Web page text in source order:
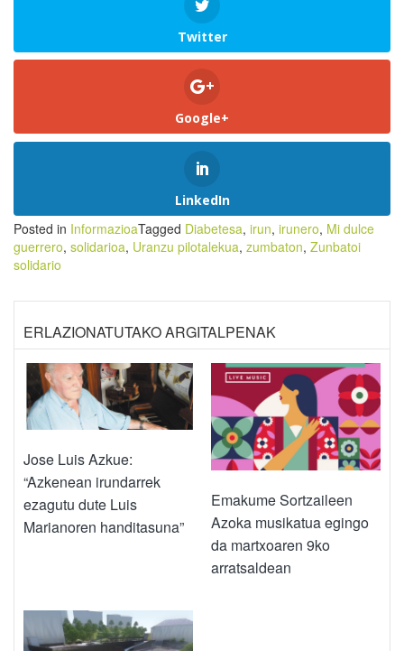
Twitter
Google+
LinkedIn
Posted in InformazioaTagged Diabetesa, irun, irunero, Mi dulce
guerrero, solidarioa, Uranzu pilotalekua, zumbaton, Zunbatoi
solidario
ERLAZIONATUTAKO ARGITALPENAK
Jose Luis Azkue:
“Azkenean irundarrek
ezagutu dute Luis
Marianoren handitasuna”
Emakume Sortzaileen
Azoka musikatua egingo
da martxoaren 9ko
arratsaldean